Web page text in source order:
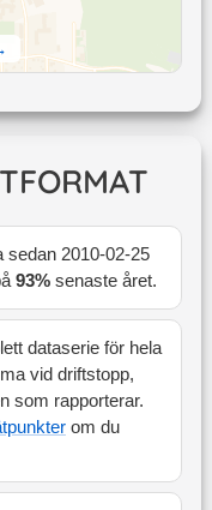
sedan 2010-02-25
93% senaste året.
dataserie för hela
vid driftstopp,
som rapporterar.
om du